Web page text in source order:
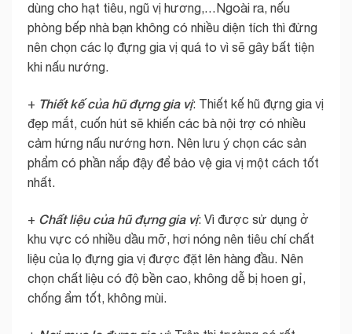
dùng cho hạt tiêu, ngũ vị hương,…Ngoài ra, nếu
phòng bếp nhà bạn không có nhiều diện tích thì đừng
nên chọn các lọ đựng gia vị quá to vì sẽ gây bất tiện
khi nấu nướng.
+ Thiết kế của hũ đựng gia vị: Thiết kế hũ đựng gia vị
đẹp mắt, cuốn hút sẽ khiến các bà nội trợ có nhiều
cảm hứng nấu nướng hơn. Nên lưu ý chọn các sản
phẩm có phần nắp đậy để bảo vệ gia vị một cách tốt
nhất.
+ Chất liệu của hũ đựng gia vị: Vì được sử dụng ở
khu vực có nhiều dầu mỡ, hơi nóng nên tiêu chí chất
liệu của lọ đựng gia vị được đặt lên hàng đầu. Nên
chọn chất liệu có độ bền cao, không dễ bị hoen gỉ,
chống ẩm tốt, không mùi.